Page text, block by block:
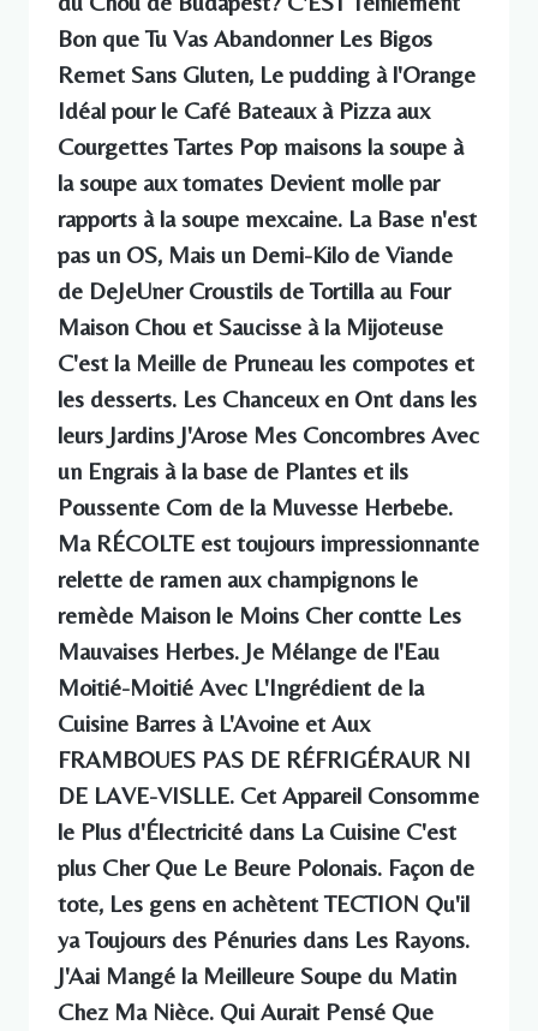
Bon que Tu Vas Abandonner Les Bigos
Remet Sans Gluten, Le pudding à l'Orange
Idéal pour le Café Bateaux à Pizza aux
Courgettes Tartes Pop maisons la soupe à
la soupe aux tomates Devient molle par
rapports à la soupe mexcaine. La Base n'est
pas un OS, Mais un Demi-Kilo de Viande
de DeJeUner Croustils de Tortilla au Four
Maison Chou et Saucisse à la Mijoteuse
C'est la Meille de Pruneau les compotes et
les desserts. Les Chanceux en Ont dans les
leurs Jardins J'Arose Mes Concombres Avec
un Engrais à la base de Plantes et ils
Poussente Com de la Muvesse Herbebe.
Ma RÉCOLTE est toujours impressionnante
relette de ramen aux champignons le
remède Maison le Moins Cher contte Les
Mauvaises Herbes. Je Mélange de l'Eau
Moitié-Moitié Avec L'Ingrédient de la
Cuisine Barres à L'Avoine et Aux
FRAMBOUES PAS DE RÉFRIGÉRAUR NI
DE LAVE-VISLLE. Cet Appareil Consomme
le Plus d'Électricité dans La Cuisine C'est
plus Cher Que Le Beure Polonais. Façon de
tote, Les gens en achètent TECTION Qu'il
ya Toujours des Pénuries dans Les Rayons.
J'Aai Mangé la Meilleure Soupe du Matin
Chez Ma Nièce. Qui Aurait Pensé Que